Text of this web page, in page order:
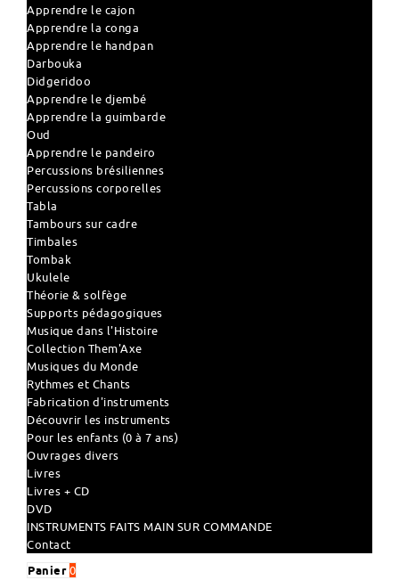
Apprendre le cajon
Apprendre la conga
Apprendre le handpan
Darbouka
Didgeridoo
Apprendre le djembé
Apprendre la guimbarde
Oud
Apprendre le pandeiro
Percussions brésiliennes
Percussions corporelles
Tabla
Tambours sur cadre
Timbales
Tombak
Ukulele
Théorie & solfège
Supports pédagogiques
Musique dans l'Histoire
Collection Them'Axe
Musiques du Monde
Rythmes et Chants
Fabrication d'instruments
Découvrir les instruments
Pour les enfants (0 à 7 ans)
Ouvrages divers
Livres
Livres + CD
DVD
INSTRUMENTS FAITS MAIN SUR COMMANDE
Contact
Panier 0